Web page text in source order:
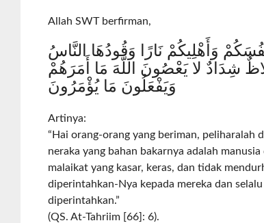
Allah SWT berfirman,
وَأَهْلِيكُمْ نَارًا وَقُودُهَا النَّاسُ
شِدَادٌ لا يَعْصُونَ اللَّهَ مَا أَمَرَهُمْ
وَيَفْعَلُونَ مَا يُؤْمَرُونَ
Artinya:
“Hai orang-orang yang beriman, peliharalah
neraka yang bahan bakarnya adalah
malaikat yang kasar, keras, dan tidak
diperintahkan-Nya kepada mereka dan
diperintahkan.”
(QS. At-Tahriim [66]: 6).